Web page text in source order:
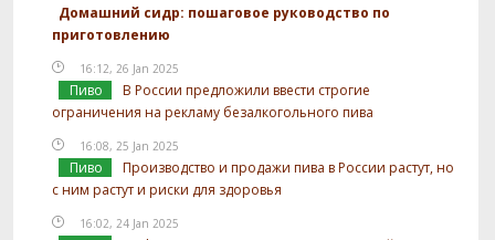
Домашний сидр: пошаговое руководство по
приготовлению
16:12, 26 Jan 2025
Пиво
В России предложили ввести строгие
ограничения на рекламу безалкогольного пива
16:08, 25 Jan 2025
Пиво
Производство и продажи пива в России растут, но
с ним растут и риски для здоровья
16:02, 24 Jan 2025